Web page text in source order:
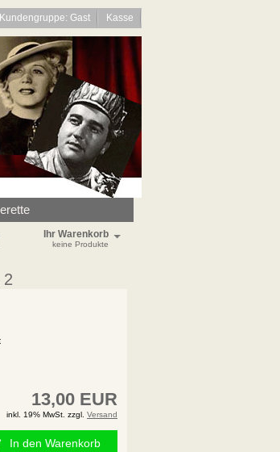
Kundengruppe: Gast Kasse
Ihr Warenkorb
keine Produkte
2
13,00 EUR
inkl. 19% MwSt. zzgl. Versand
In den Warenkorb